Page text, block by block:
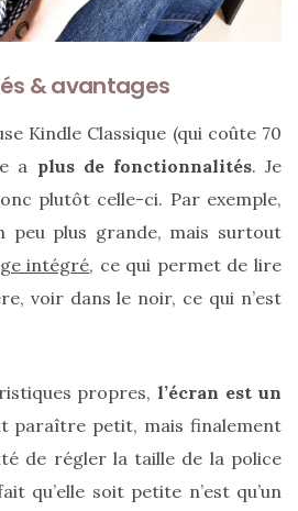
& avantages
Kindle Classique (qui coûte 70
a plus de fonctionnalités. Je
plutôt celle-ci. Par exemple,
peu plus grande, mais surtout
intégré, ce qui permet de lire
voir dans le noir, ce qui n’est
propres, l’écran est un
paraître petit, mais finalement
de régler la taille de la police
qu’elle soit petite n’est qu’un